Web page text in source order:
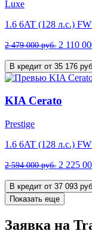
Luxe
1.6 6AT (128 л.с.)
2 479 000 руб. 2 110
В кредит от 35
KIA Cerato
Prestige
1.6 6AT (128 л.с.)
2 594 000 руб. 2 225
В кредит от 37
Показать еще
Заявка на